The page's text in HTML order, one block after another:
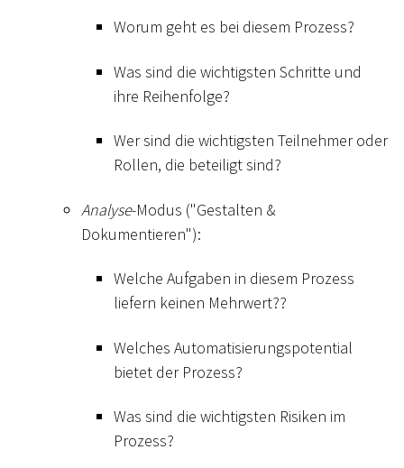
Worum geht es bei diesem Prozess?
Was sind die wichtigsten Schritte und
ihre Reihenfolge?
Wer sind die wichtigsten Teilnehmer oder
Rollen, die beteiligt sind?
Analyse-Modus ("Gestalten &
Dokumentieren"):
Welche Aufgaben in diesem Prozess
liefern keinen Mehrwert??
Welches Automatisierungspotential
bietet der Prozess?
Was sind die wichtigsten Risiken im
Prozess?